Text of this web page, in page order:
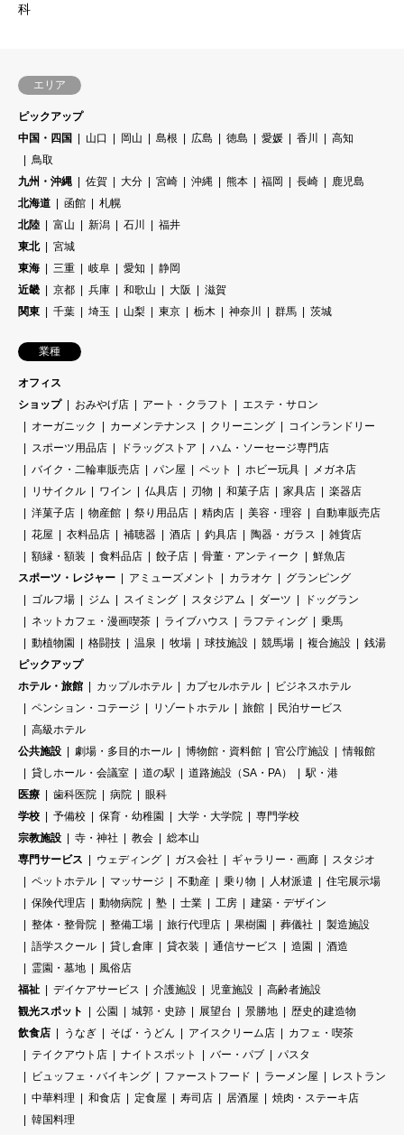
科
エリア
ピックアップ
中国・四国
山口 岡山 島根 広島 徳島 愛媛 香川
高知
鳥取
九州・沖縄
佐賀 大分 宮崎 沖縄 熊本 福岡 長崎
鹿児島
北海道
函館
札幌
北陸
富山 新潟 石川
福井
東北
宮城
東海
三重 岐阜 愛知
静岡
近畿
京都 兵庫 和歌山 大阪
滋賀
関東
千葉 埼玉 山梨 東京 栃木 神奈川 群馬 茨城
業種
オフィス
ショップ
おみやげ店 アート・クラフト
エステ・サロン
オーガニック
カーメンテナンス クリーニング
コインランドリー
スポーツ用品店
ドラッグストア
ハム・ソーセージ専門店
バイク・二輪車販売店
パン屋 ペット ホビー玩具
メガネ店
リサイクル
ワイン 仏具店 刃物 和菓子店 家具店
楽器店
洋菓子店
物産館 祭り用品店 精肉店 美容・理容
自動車販売店
花屋
衣料品店 補聴器 酒店 釣具店 陶器・ガラス
雑貨店
額縁・額装
食料品店 餃子店 骨董・アンティーク
鮮魚店
スポーツ・レジャー
アミューズメント カラオケ
グランピング
ゴルフ場
ジム スイミング スタジアム ダーツ
ドッグラン
ネットカフェ・漫画喫茶
ライブハウス ラフティング
乗馬
動植物園
格闘技 温泉 牧場 球技施設 競馬場 複合施設
銭湯
ピックアップ
ホテル・旅館
カップルホテル カプセルホテル
ビジネスホテル
ペンション・コテージ
リゾートホテル 旅館
民泊サービス
高級ホテル
公共施設
劇場・多目的ホール 博物館・資料館 官公庁施設
情報館
貸しホール・会議室
道の駅 道路施設（SA・PA）
駅・港
医療
歯科医院 病院
眼科
学校
予備校 保育・幼稚園 大学・大学院
専門学校
宗教施設
寺・神社 教会
総本山
専門サービス
ウェディング ガス会社 ギャラリー・画廊
スタジオ
ペットホテル
マッサージ 不動産 乗り物 人材派遣
住宅展示場
保険代理店
動物病院 塾 士業 工房
建築・デザイン
整体・整骨院
整備工場 旅行代理店 果樹園 葬儀社
製造施設
語学スクール
貸し倉庫 貸衣装 通信サービス 造園
酒造
霊園・墓地
風俗店
福祉
デイケアサービス 介護施設 児童施設
高齢者施設
観光スポット
公園 城郭・史跡 展望台 景勝地
歴史的建造物
飲食店
うなぎ そば・うどん アイスクリーム店
カフェ・喫茶
テイクアウト店
ナイトスポット バー・パブ
パスタ
ビュッフェ・バイキング
ファーストフード ラーメン屋
レストラン
中華料理
和食店 定食屋 寿司店 居酒屋
焼肉・ステーキ店
韓国料理